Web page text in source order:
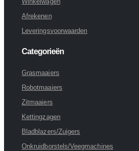
Afrekenen
Leveringsvoorwaarden
Categorieën
Grasmaaiers
Robotmaaiers
Zitmaaiers
Kettingzagen
Bladblazers/Zuigers
Onkruidborstels/Veegmachines